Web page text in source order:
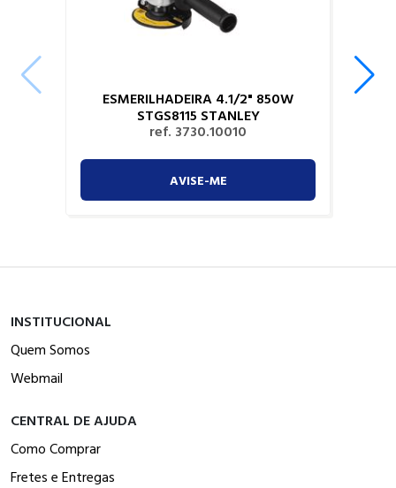
ESMERILHADEIRA 4.1/2" 850W
STGS8115 STANLEY
ref. 3730.10010
AVISE-ME
INSTITUCIONAL
Quem Somos
Webmail
CENTRAL DE AJUDA
Como Comprar
Fretes e Entregas